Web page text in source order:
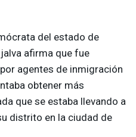
del estado de
afirma que fue
agentes de inmigración
obtener más
que se estaba llevando a
distrito en la ciudad de